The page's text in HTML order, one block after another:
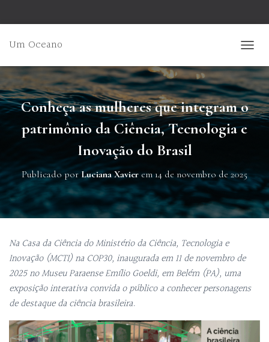
Um Oceano
Conheça as mulheres que integram o
patrimônio da Ciência, Tecnologia e
Inovação do Brasil
Publicado por Luciana Xavier em14 de novembro de 2025
Na Casa da Ciência do Ministério da Ciência, Tecnologia e
Inovação (MCTI) na COP30, inaugurada em 11 de novembro de
2025 no Museu Paraense Emílio Goeldi, em Belém (PA), uma
exposição interativa convida o público a conhecer personagens
de destaque da ciência brasileira.